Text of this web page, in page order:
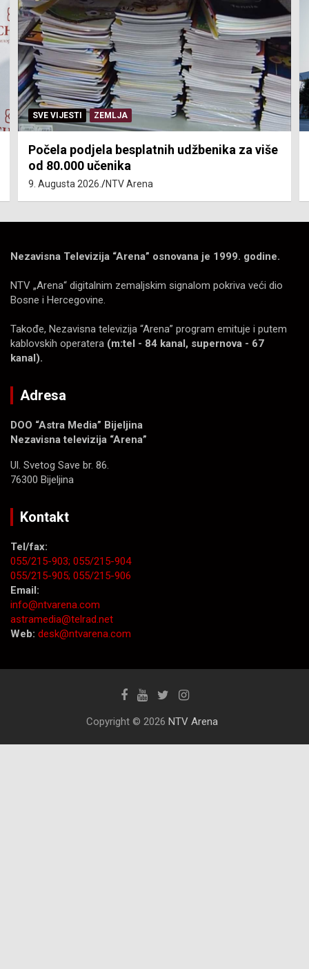
SVE VIJESTI ZEMLJA
Počela podjela besplatnih udžbenika za više
od 80.000 učenika
9. Augusta 2026. NTV Arena
Nezavisna Televizija “Arena” osnovana je 1999. godine.
NTV „Arena“ digitalnim zemaljskim signalom pokriva veći dio
Bosne i Hercegovine.
Takođe, Nezavisna televizija “Arena” program emituje i putem
kablovskih operatera (m:tel - 84 kanal, supernova - 67
kanal).
Adresa
DOO “Astra Media” Bijeljina
Nezavisna televizija “Arena”
Ul. Svetog Save br. 86.
76300 Bijeljina
Kontakt
Tel/fax:
055/215-903; 055/215-904
055/215-905; 055/215-906
Email:
info@ntvarena.com
astramedia@telrad.net
Web: desk@ntvarena.com
Copyright © 2026 NTV Arena